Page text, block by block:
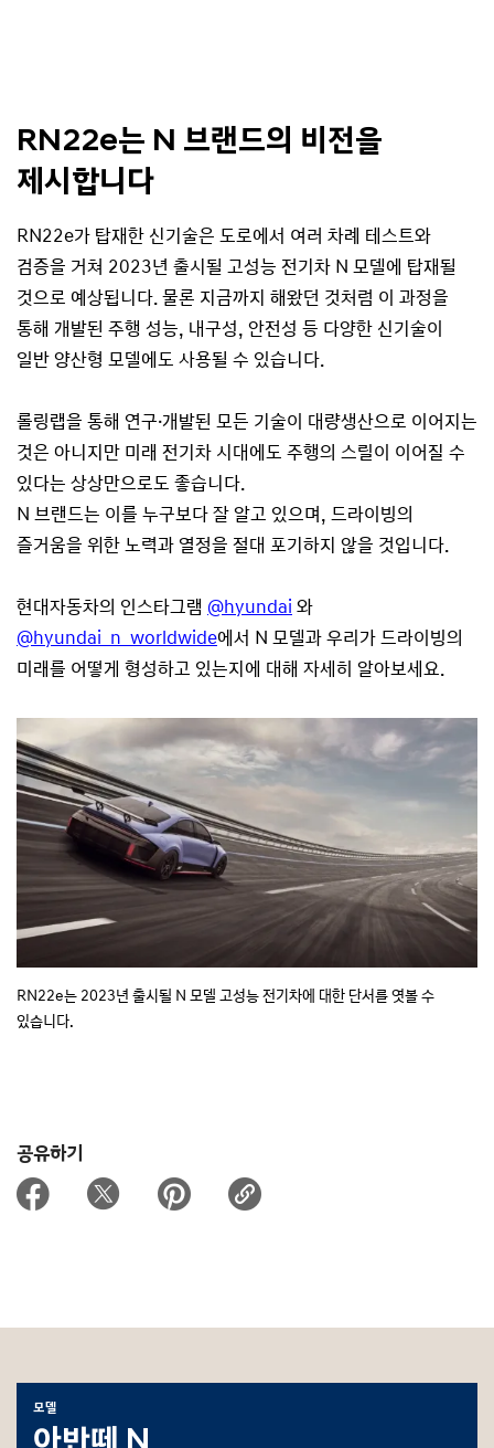
RN22e는 N 브랜드의 비전을
제시합니다
RN22e가 탑재한 신기술은 도로에서 여러 차례 테스트와
검증을 거쳐 2023년 출시될 고성능 전기차 N 모델에 탑재될
것으로 예상됩니다. 물론 지금까지 해왔던 것처럼 이 과정을
통해 개발된 주행 성능, 내구성, 안전성 등 다양한 신기술이
일반 양산형 모델에도 사용될 수 있습니다.
롤링랩을 통해 연구·개발된 모든 기술이 대량생산으로 이어지는
것은 아니지만 미래 전기차 시대에도 주행의 스릴이 이어질 수
있다는 상상만으로도 좋습니다.
N 브랜드는 이를 누구보다 잘 알고 있으며, 드라이빙의
즐거움을 위한 노력과 열정을 절대 포기하지 않을 것입니다.
현대자동차의 인스타그램 @hyundai 와
@hyundai_n_worldwide에서 N 모델과 우리가 드라이빙의
미래를 어떻게 형성하고 있는지에 대해 자세히 알아보세요.
RN22e는 2023년 출시될 N 모델 고성능 전기차에 대한 단서를 엿볼 수
있습니다.
공유하기
모델